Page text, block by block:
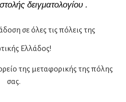
δειγματολογίου .
σε όλες τις πόλεις της
Ελλάδος!
της μεταφορικής της πόλης
σας.